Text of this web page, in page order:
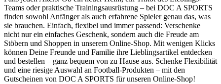
Teams oder praktische Trainingsausrüstung – bei DOC A SPORTS
finden sowohl Anfänger als auch erfahrene Spieler genau das, was
sie brauchen. Einfach, flexibel und immer passend: Verschenke
nicht nur ein einfaches Geschenk, sondern auch die Freude am
Stöbern und Shoppen in unserem Online-Shop. Mit wenigen Klicks
können Deine Freunde und Familie ihre Lieblingsartikel entdecken
und bestellen – ganz bequem von zu Hause aus. Schenke Flexibilität
und eine riesige Auswahl an Football-Produkten – mit den
Gutscheinen von DOC A SPORTS für unseren Online-Shop!